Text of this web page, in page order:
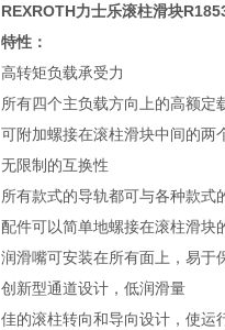
REXROTH力士乐滚柱滑块
特性：
高转矩负载承受力
所有四个主负载方向上的高额定
可附加螺接在滚柱滑块中间的两
无限制的互换性
所有款式的导轨都可与各种款式
配件可以简单地螺接在滚柱滑块
润滑嘴可安装在所有面上，易于
创新型通道设计，低润滑量
佳的滚柱转向和导向设计，使运